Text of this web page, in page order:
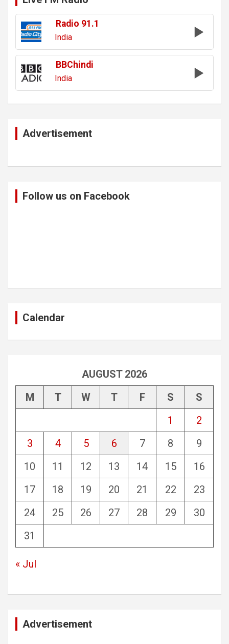
Radio 91.1
India
BBChindi
India
Advertisement
Follow us on Facebook
Calendar
AUGUST 2026
M
T W T F S
S
1
2
3
4 5 6 7 8
9
10
11 12 13 14 15
16
17
18 19 20 21 22
23
24
25 26 27 28 29
30
31
« Jul
Advertisement